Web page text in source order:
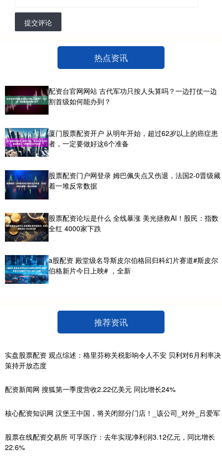
提交评论
热点资讯
配资台官网网站 古代军功只按人头算吗？一边打仗一边
割首级如何能办到？
厦门股票配资开户 从明年开始，超过62岁以上的癌症患
者，一定要做好这6个准备
股票配资门户网登录 姆巴佩失点又伤退，法国2-0晋级藏
着一堆反常数据
股票配资论坛是什么 全线暴涨 美光拯救AI！股民：指数
全红 4000家下跌
a股配资 殿堂级名导斯皮尔伯格回归科幻片赛道#斯皮尔
伯格新片今日上映# ，全新
推荐资讯
实盘股票配资 观点综述：格里芬称关税影响令人不安 贝利对6月利率决
策持开放态度
配资新闻网 搜狐第一季度营收2.22亿美元 同比增长24%
核心配资知识网 汉堡王中国，将关闭部分门店！_该公司_对外_吕爱军
股票在线配资交易所 可孚医疗：去年实现净利润3.12亿元，同比增长
22.6%